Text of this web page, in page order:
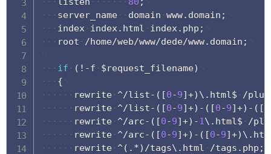
server_name
domain www. domain ;
index index. html index. php ;
root
/home/web/www/dede/www. domain ;
if ( ! -f $request_filename)
{
rewrite ^/list- ( [0-9]+) \ . html$ /plus
rewrite ^/list- ( [0-9]+) - ( [0-9]+) - ( [
rewrite ^/arc- ( [0-9]+) -1\ . html$ /
rewrite ^/arc- ( [0-9]+) - ( [0-9]+) \ .
rewrite ^( . *) /tags\ . html /tags . php ;